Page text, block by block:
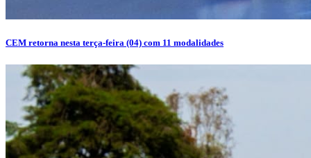
CEM retorna nesta terça-feira (04) com 11 modalidades